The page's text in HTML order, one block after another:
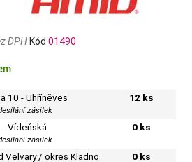
DPH Kód 01490
10 - Uhříněves
zásilek
12 ks
- Vídeňská
zásilek
0 ks
Velvary / okres Kladno 0 ks